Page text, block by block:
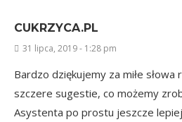
CUKRZYCA.PL
31 lipca, 2019 - 1:28 pm
Bardzo dziękujemy za miłe słowa
szczere sugestie, co możemy
Asystenta po prostu jeszcze